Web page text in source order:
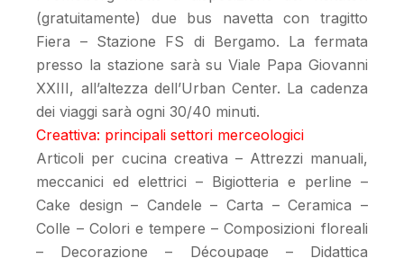
(gratuitamente) due bus navetta con tragitto
Fiera – Stazione FS di Bergamo. La fermata
presso la stazione sarà su Viale Papa Giovanni
XXIII, all’altezza dell’Urban Center. La cadenza
dei viaggi sarà ogni 30/40 minuti.
Creattiva: principali settori merceologici
Articoli per cucina creativa – Attrezzi manuali,
meccanici ed elettrici – Bigiotteria e perline –
Cake design – Candele – Carta – Ceramica –
Colle – Colori e tempere – Composizioni floreali
– Decorazione – Découpage – Didattica